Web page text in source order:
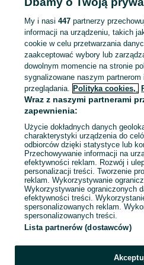
Strona główna Wypożyczalnia
sprzęt budowlany
Narzędzia
KATEGORIA
1070493785
Zadzwoń / SMS
My i nasi447 partnerzy
informacji na urządzeniu, takich
cookie w celu przetwarzania
zaakceptować wybory lub
dowolnym momencie na stronie
sygnalizowane naszym partnerom
przeglądania. Polityka cookies,
Wraz z naszymi partnerami
zapewnienia:
Użycie dokładnych danych
charakterystyki urządzenia do
odbiorców dzięki statystyce lub
Przechowywanie informacji na
efektywności reklam. Rozwój i
personalizacji treści. Tworzenie
reklam. Wykorzystywanie
Wykorzystywanie ograniczonych
efektywności treści.
spersonalizowanych reklam.
spersonalizowanych treści.
Lista partnerów (dostawców)